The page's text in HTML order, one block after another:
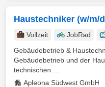
Haustechniker (w/m/
Vollzeit JobRad
Gebäudebetrieb &
Gebäudebetrieb und der
technischen ...
Apleona Südwest GmbH